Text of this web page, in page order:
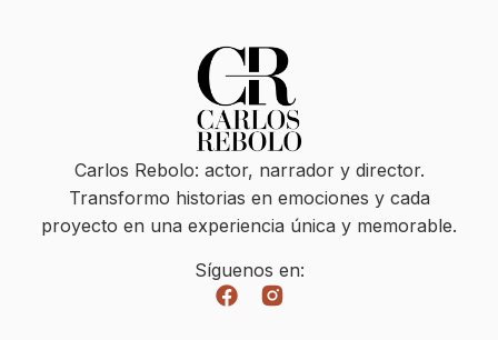
Carlos Rebolo: actor, narrador y director.
Transformo historias en emociones y cada
proyecto en una experiencia única y memorable.
Síguenos en: